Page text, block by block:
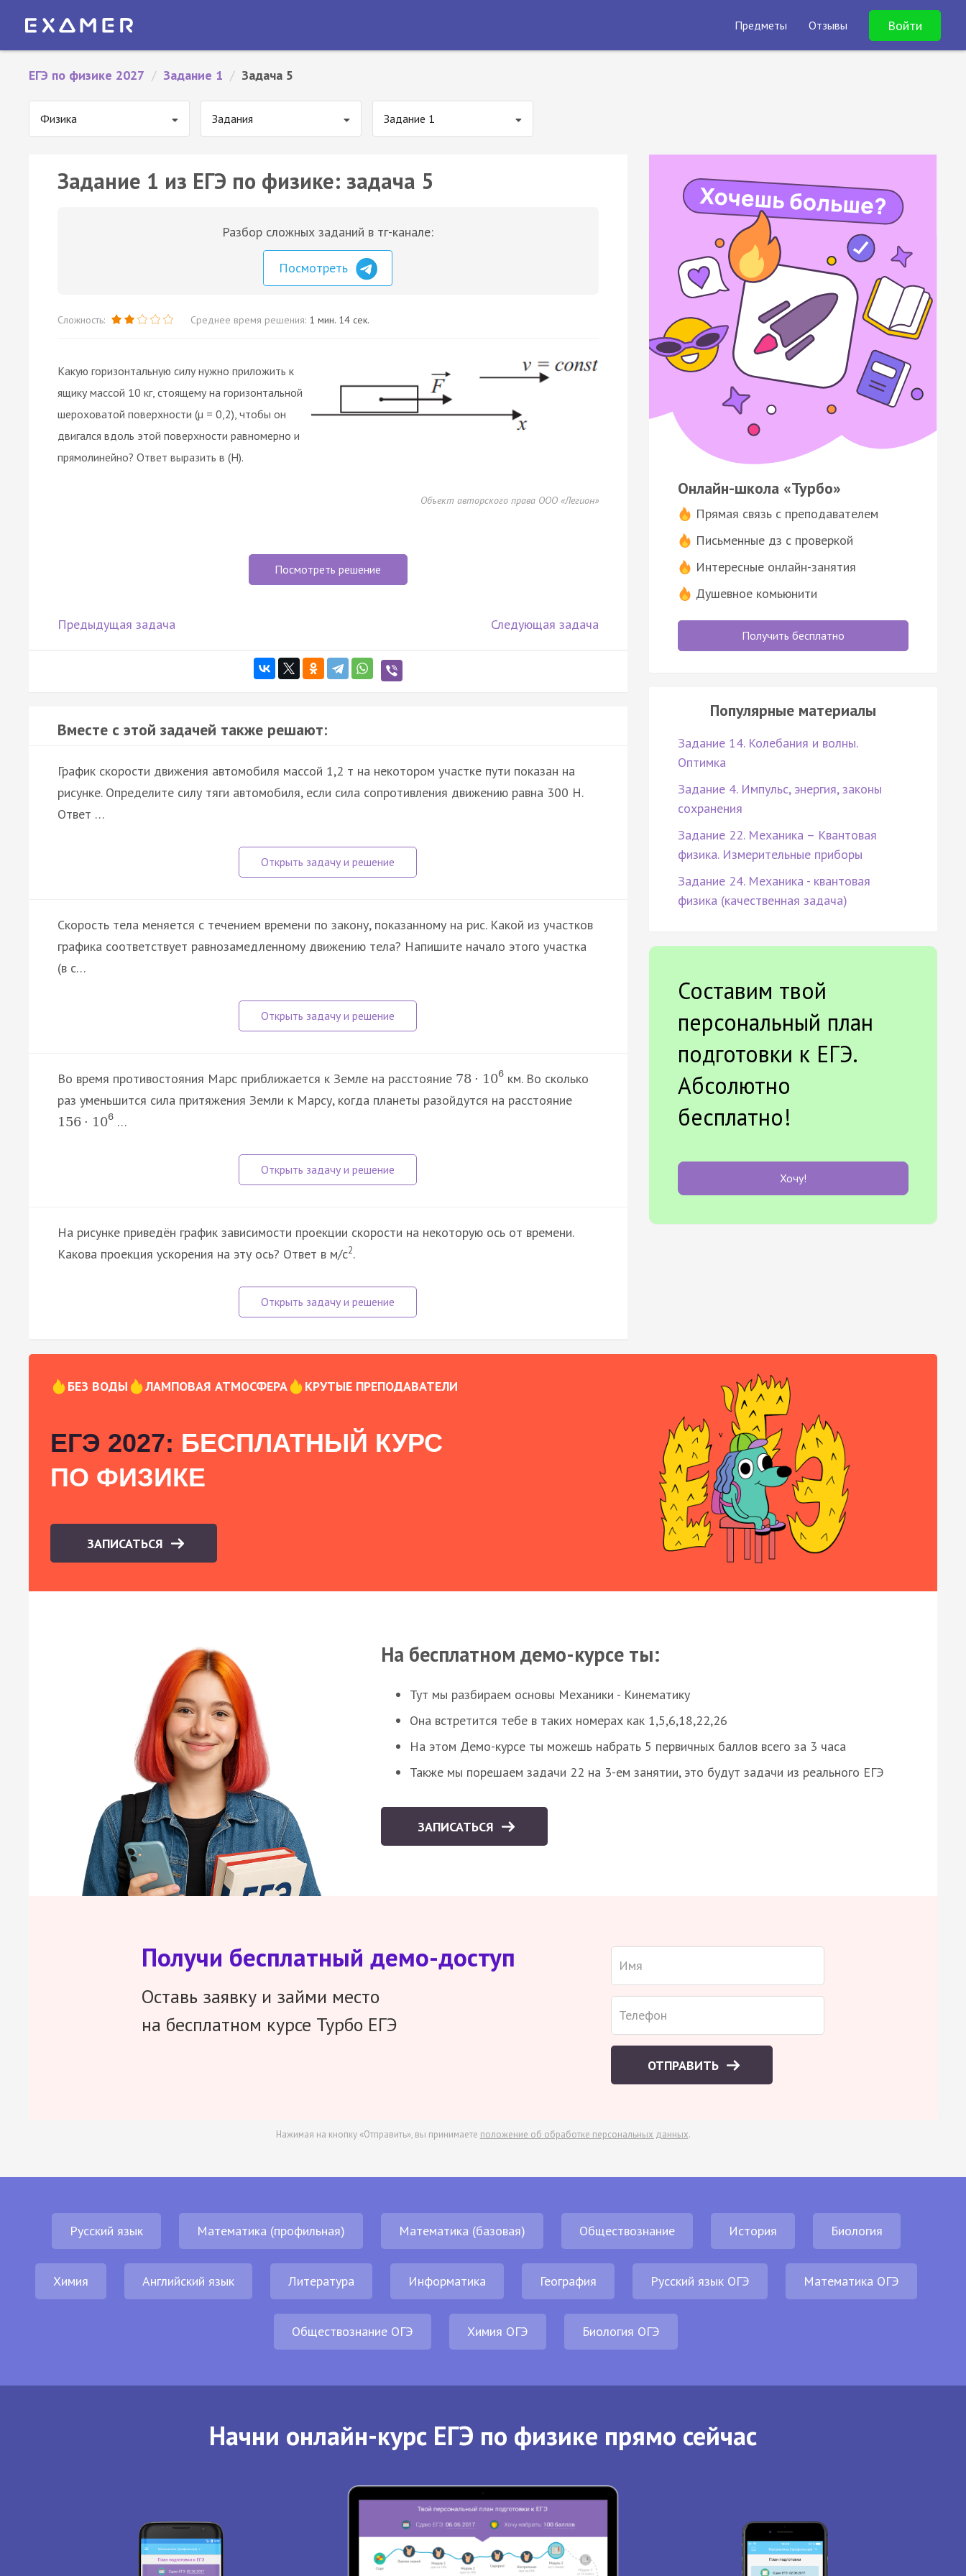
Предметы Отзывы Войти
ЕГЭ по физике 2027 / Задание 1 / Задача 5
Физика Задания Задание 1
Задание 1 из ЕГЭ по физике: задача 5
Разбор сложных заданий в тг-канале:
Посмотреть
Сложность: Среднее время решения: 1 мин. 14 сек.
Какую горизонтальную силу нужно приложить к
ящику массой 10 кг, стоящему на горизонтальной
шероховатой поверхности (µ = 0,2), чтобы он
двигался вдоль этой поверхности равномерно и
прямолинейно? Ответ выразить в (H).
Объект авторского права ООО «Легион»
Посмотреть решение
Предыдущая задача Следующая задача
Вместе с этой задачей также решают:
График скорости движения автомобиля массой 1,2 т на некотором участке пути показан на
рисунке. Определите силу тяги автомобиля, если сила сопротивления движению равна 300 Н.
Ответ …
Скорость тела меняется с течением времени по закону, показанному на рис. Какой из участков
графика соответствует равнозамедленному движению тела? Напишите начало этого участка
(в с…
Во время противостояния Марс приближается к Земле на расстояние 78 · 106км. Во сколько
раз уменьшится сила притяжения Земли к Марсу, когда планеты разойдутся на расстояние
156 · 106…
На рисунке приведён график зависимости проекции скорости на некоторую ось от времени.
Какова проекция ускорения на эту ось? Ответ в м/с2.
Онлайн-школа «Турбо»
Прямая связь с преподавателем
Письменные дз с проверкой
Интересные онлайн-занятия
Душевное комьюнити
Получить бесплатно
Популярные материалы
Задание 14. Колебания и волны.
Оптимка
Задание 4. Импульс, энергия, законы
сохранения
Задание 22. Механика – Квантовая
физика. Измерительные приборы
Задание 24. Механика - квантовая
физика (качественная задача)
Составим твой
персональный план
подготовки к ЕГЭ.
Абсолютно
бесплатно!
Хочу!
БЕЗ ВОДЫ ЛАМПОВАЯ АТМОСФЕРА КРУТЫЕ ПРЕПОДАВАТЕЛИ
ЕГЭ 2027: БЕСПЛАТНЫЙ КУРС
ПО ФИЗИКЕ
ЗАПИСАТЬСЯ
На бесплатном демо-курсе ты:
Тут мы разбираем основы Механики - Кинематику
Она встретится тебе в таких номерах как 1,5,6,18,22,26
На этом Демо-курсе ты можешь набрать 5 первичных баллов всего за 3 часа
Также мы порешаем задачи 22 на 3-ем занятии, это будут задачи из реального ЕГЭ
ЗАПИСАТЬСЯ
Получи бесплатный демо-доступ
Оставь заявку и займи место
на бесплатном курсе Турбо ЕГЭ
ОТПРАВИТЬ
Нажимая на кнопку «Отправить», вы принимаете положение об обработке персональных данных.
Русский язык Математика (профильная) Математика (базовая) Обществознание История Биология
Химия Английский язык Литература Информатика География Русский язык ОГЭ Математика ОГЭ
Обществознание ОГЭ Химия ОГЭ Биология ОГЭ
Начни онлайн-курс ЕГЭ по физике прямо сейчас